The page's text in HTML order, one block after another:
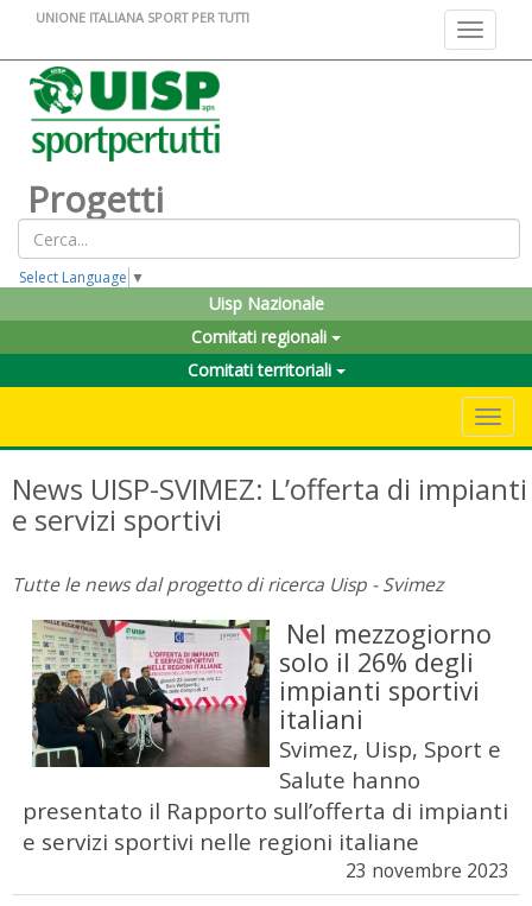
Toggle
UNIONE ITALIANA SPORT PER TUTTI
Progetti
Select Language ▼
Uisp Nazionale
Comitati regionali
Comitati territoriali
News UISP-SVIMEZ: L’offerta di impianti
e servizi sportivi
Tutte le news dal progetto di ricerca Uisp - Svimez
Nel mezzogiorno
solo il 26% degli
impianti sportivi
italiani
Svimez, Uisp, Sport e
Salute hanno
presentato il Rapporto sull’offerta di impianti
e servizi sportivi nelle regioni italiane
23 novembre 2023